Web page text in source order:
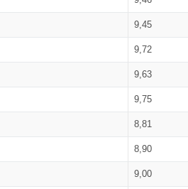
9,45
9,72
9,63
9,75
8,81
8,90
9,00